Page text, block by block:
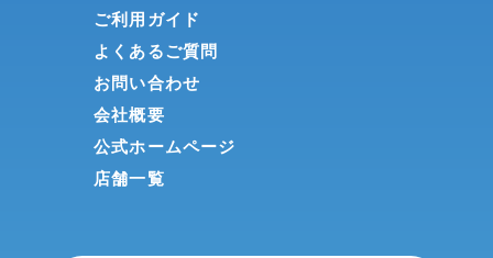
ご利用ガイド
よくあるご質問
お問い合わせ
会社概要
公式ホームページ
店舗一覧